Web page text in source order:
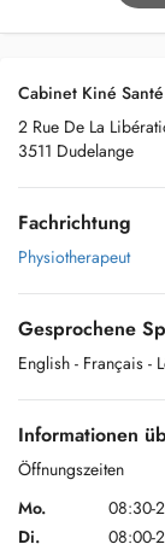
Cabinet Kiné
2 Rue De La
3511 Dudelange
Fachrichtung
Physiotherapeut
Gesprochene
English - Français -
Informationen
Öffnungszeiten
Mo.
08:30-
Di.
08:00-